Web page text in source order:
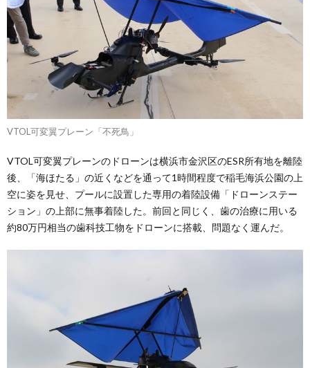
VTOL可変翼プレーン「不死鳥」
VTOL可変翼プレーンのドローンは横浜市金沢区のESR所有地を離陸
後、「海ほたる」の近くなどを通って1時間程度で稲毛海浜公園の上
空に姿を見せ、プールに設置した専用の着陸設備「ドローンステー
ション」の上部に無事着陸した。前回と同じく、歯の治療に用いる
約80万円相当の歯科技工物をドローンに搭載、問題なく運んだ。